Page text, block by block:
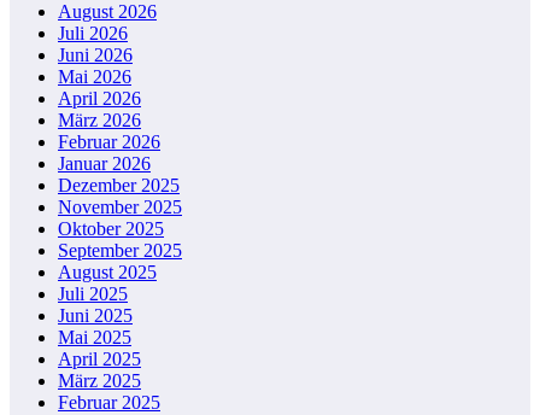
August 2026
Juli 2026
Juni 2026
Mai 2026
April 2026
März 2026
Februar 2026
Januar 2026
Dezember 2025
November 2025
Oktober 2025
September 2025
August 2025
Juli 2025
Juni 2025
Mai 2025
April 2025
März 2025
Februar 2025